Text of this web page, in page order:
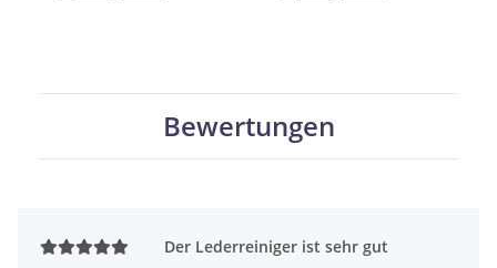
Bewertungen
Der Lederreiniger ist sehr gut